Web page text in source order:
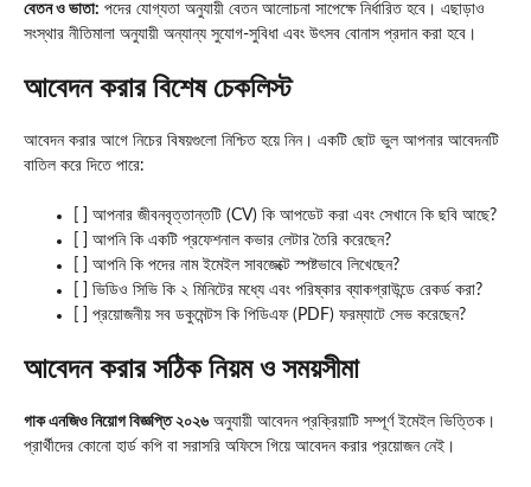
বেতন ও ভাতা: পদের যোগ্যতা অনুযায়ী বেতন আলোচনা সাপেক্ষে নির্ধারিত হবে। এছাড়াও
সংস্থার নীতিমালা অনুযায়ী অন্যান্য সুযোগ-সুবিধা এবং উৎসব বোনাস প্রদান করা হবে।
আবেদন করার বিশেষ চেকলিস্ট
আবেদন করার আগে নিচের বিষয়গুলো নিশ্চিত হয়ে নিন। একটি ছোট ভুল আপনার আবেদনটি
বাতিল করে দিতে পারে:
[ ] আপনার জীবনবৃত্তান্তটি (CV) কি আপডেট করা এবং সেখানে কি ছবি আছে?
[ ] আপনি কি একটি প্রফেশনাল কভার লেটার তৈরি করেছেন?
[ ] আপনি কি পদের নাম ইমেইল সাবজেক্টে স্পষ্টভাবে লিখেছেন?
[ ] ভিডিও সিভি কি ২ মিনিটের মধ্যে এবং পরিষ্কার ব্যাকগ্রাউন্ডে রেকর্ড করা?
[ ] প্রয়োজনীয় সব ডকুমেন্টস কি পিডিএফ (PDF) ফরম্যাটে সেভ করেছেন?
আবেদন করার সঠিক নিয়ম ও সময়সীমা
গাক এনজিও নিয়োগ বিজ্ঞপ্তি ২০২৬ অনুযায়ী আবেদন প্রক্রিয়াটি সম্পূর্ণ ইমেইল ভিত্তিক।
প্রার্থীদের কোনো হার্ড কপি বা সরাসরি অফিসে গিয়ে আবেদন করার প্রয়োজন নেই।